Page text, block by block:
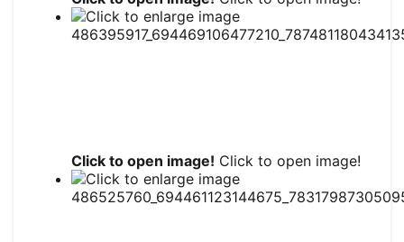
Click to open image! Click to open image!